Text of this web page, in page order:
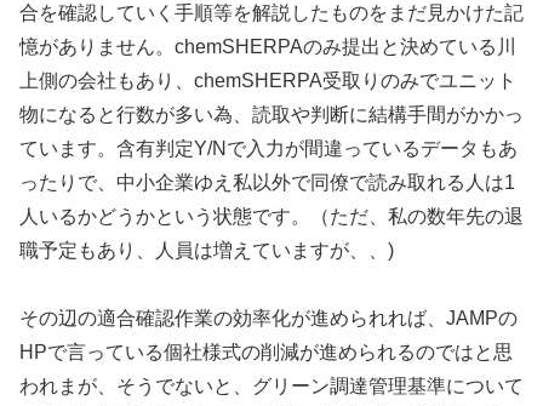
合を確認していく手順等を解説したものをまだ見かけた記
憶がありません。chemSHERPAのみ提出と決めている川
上側の会社もあり、chemSHERPA受取りのみでユニット
物になると行数が多い為、読取や判断に結構手間がかかっ
ています。含有判定Y/Nで入力が間違っているデータもあ
ったりで、中小企業ゆえ私以外で同僚で読み取れる人は1
人いるかどうかという状態です。（ただ、私の数年先の退
職予定もあり、人員は増えていますが、、)
その辺の適合確認作業の効率化が進められれば、JAMPの
HPで言っている個社様式の削減が進められるのではと思
われまが、そうでないと、グリーン調達管理基準について